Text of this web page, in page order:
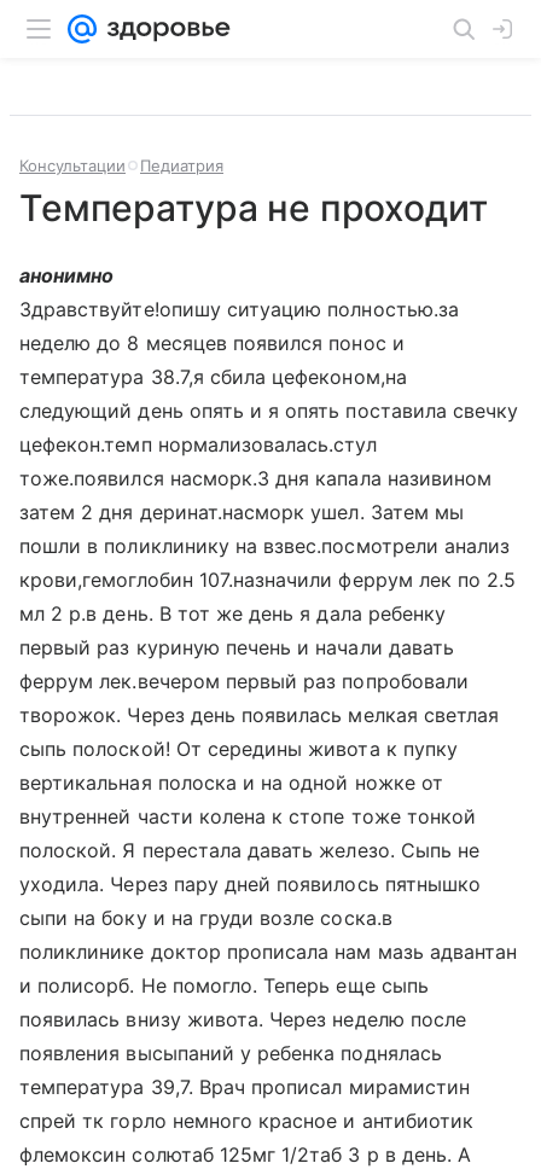
Консультации Педиатрия
Температура не проходит
анонимно
Здравствуйте!опишу ситуацию полностью.за
неделю до 8 месяцев появился понос и
температура 38.7,я сбила цефеконом,на
следующий день опять и я опять поставила свечку
цефекон.темп нормализовалась.стул
тоже.появился насморк.3 дня капала називином
затем 2 дня деринат.насморк ушел. Затем мы
пошли в поликлинику на взвес.посмотрели анализ
крови,гемоглобин 107.назначили феррум лек по 2.5
мл 2 р.в день. В тот же день я дала ребенку
первый раз куриную печень и начали давать
феррум лек.вечером первый раз попробовали
творожок. Через день появилась мелкая светлая
сыпь полоской! От середины живота к пупку
вертикальная полоска и на одной ножке от
внутренней части колена к стопе тоже тонкой
полоской. Я перестала давать железо. Сыпь не
уходила. Через пару дней появилось пятнышко
сыпи на боку и на груди возле соска.в
поликлинике доктор прописала нам мазь адвантан
и полисорб. Не помогло. Теперь еще сыпь
появилась внизу живота. Через неделю после
появления высыпаний у ребенка поднялась
температура 39,7. Врач прописал мирамистин
спрей тк горло немного красное и антибиотик
флемоксин солютаб 125мг 1/2таб 3 р в день. А